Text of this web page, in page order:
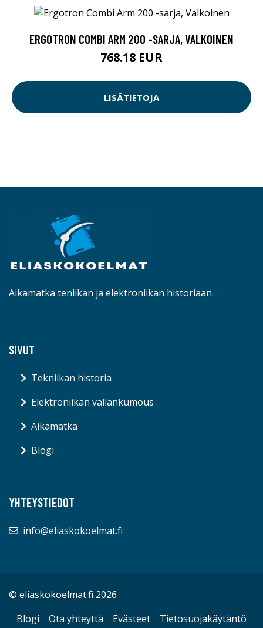
ERGOTRON COMBI ARM 200 -SARJA, VALKOINEN
768.18 EUR
LISÄTIETOJA
Aikamatka teniikan ja elektroniikan historiaan.
SIVUT
Tekniikan historia
Elektroniikan vallankumous
Aikamatka
Blogi
YHTEYSTIEDOT
info@eliaskokoelmat.fi
© eliaskokoelmat.fi 2026
Blogi
Ota yhteyttä Evästeet
Tietosuojakäytäntö